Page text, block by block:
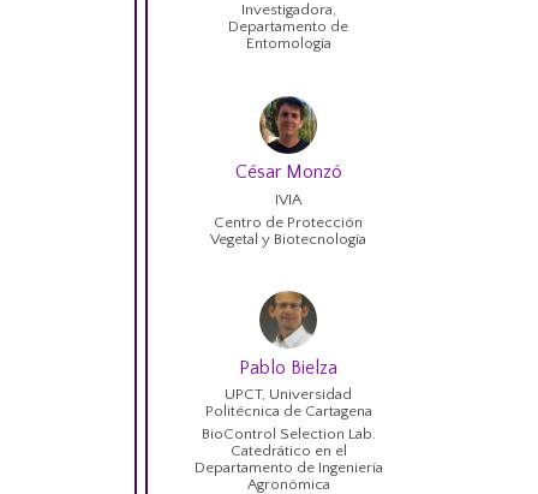
Investigadora,
Departamento de
Entomología
César Monzó
IVIA
Centro de Protección
Vegetal y Biotecnología
Pablo Bielza
UPCT, Universidad
Politécnica de Cartagena
BioControl Selection Lab.
Catedrático en el
Departamento de Ingeniería
Agronómica